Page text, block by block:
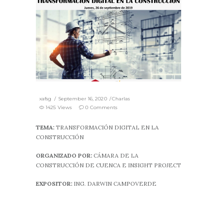
xafsg September 16, 2020
Charlas
1425 Views
0 Comments
TEMA: TRANSFORMACIÓN DIGITAL EN LA
CONSTRUCCIÓN
ORGANIZADO POR: CÁMARA DE LA
CONSTRUCCIÓN DE CUENCA E INSIGHT PROJECT
EXPOSITOR: ING. DARWIN CAMPOVERDE